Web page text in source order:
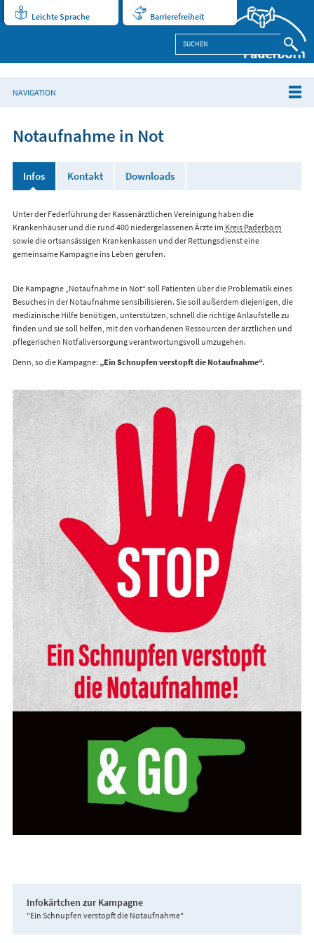
Leichte Sprache Barrierefreiheit
NAVIGATION
Notaufnahme in Not
Infos Kontakt Downloads
Unter der Federführung der Kassenärztlichen Vereinigung haben die
Krankenhäuser und die rund 400 niedergelassenen Ärzte im Kreis Paderborn
sowie die ortsansässigen Krankenkassen und der Rettungsdienst eine
gemeinsame Kampagne ins Leben gerufen.
Die Kampagne „Notaufnahme in Not“ soll Patienten über die Problematik eines
Besuches in der Notaufnahme sensibilisieren. Sie soll außerdem diejenigen, die
medizinische Hilfe benötigen, unterstützen, schnell die richtige Anlaufstelle zu
finden und sie soll helfen, mit den vorhandenen Ressourcen der ärztlichen und
pflegerischen Notfallversorgung verantwortungsvoll umzugehen.
Denn, so die Kampagne: „Ein Schnupfen verstopft die Notaufnahme“.
Infokärtchen zur Kampagne
"Ein Schnupfen verstopft die Notaufnahme"